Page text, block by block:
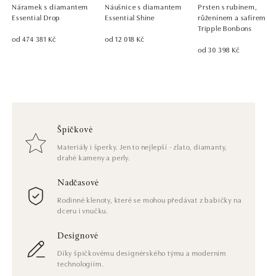
Náramek s diamantem
Essential Drop
od 474 381 Kč
Náušnice s diamantem
Essential Shine
od 12 018 Kč
Prsten s rubínem,
růženínem a safírem
Tripple Bonbons
od 30 398 Kč
Špičkové
Materiály i šperky. Jen to nejlepší - zlato, diamanty,
drahé kameny a perly.
Nadčasové
Rodinné klenoty, které se mohou předávat z babičky na
dceru i vnučku.
Designové
Díky špičkovému designérského týmu a moderním
technologiím.